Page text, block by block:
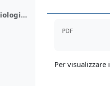
Slide delle lezioni di "Biologia vegetale"
PDF
Per